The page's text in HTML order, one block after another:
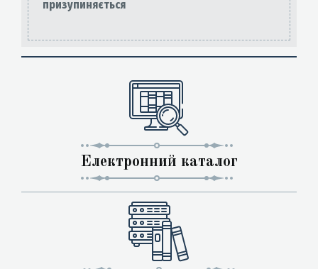
призупиняється
Електронний каталог